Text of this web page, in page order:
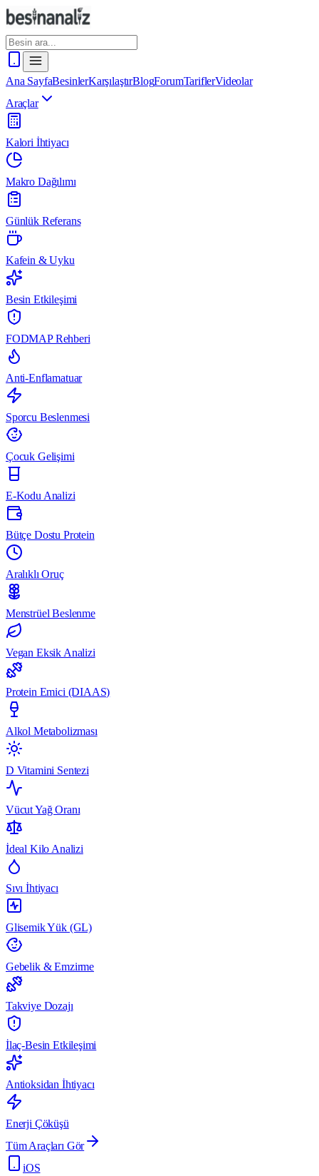
Ana SayfaBesinlerKarşılaştırBlogForumTariflerVideolar
Araçlar
Kalori İhtiyacı
Makro Dağılımı
Günlük Referans
Kafein & Uyku
Besin Etkileşimi
FODMAP Rehberi
Anti-Enflamatuar
Sporcu Beslenmesi
Çocuk Gelişimi
E-Kodu Analizi
Bütçe Dostu Protein
Aralıklı Oruç
Menstrüel Beslenme
Vegan Eksik Analizi
Protein Emici (DIAAS)
Alkol Metabolizması
D Vitamini Sentezi
Vücut Yağ Oranı
İdeal Kilo Analizi
Sıvı İhtiyacı
Glisemik Yük (GL)
Gebelik & Emzirme
Takviye Dozajı
İlaç-Besin Etkileşimi
Antioksidan İhtiyacı
Enerji Çöküşü
Tüm Araçları Gör
iOS